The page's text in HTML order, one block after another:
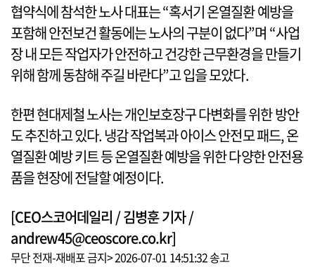
협약식에 참석한 노사 대표는 “혹서기 온열질환 예방을
포함해 안전보건 활동에는 노사의 구분이 없다”며 “사업
장 내 모든 작업자가 안전하고 건강한 근무환경을 만들기
위해 함께 동참해 주길 바란다”고 입을 모았다.
한편 현대제철 노사는 개인보호장구 다변화를 위한 방안
도 추진하고 있다. 냉감 작업복과 아이스 안전모 패드, 온
열질환 예방 키트 등 온열질환 예방을 위한 다양한 안전용
품을 현장에 전달할 예정이다.
[CEO스코어데일리 / 김병훈 기자 /
andrew45@ceoscore.co.kr]
무단 전재-재배포 금지> 2026-07-01 14:51:32 송고